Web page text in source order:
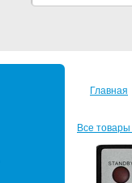
Главная
Все товары